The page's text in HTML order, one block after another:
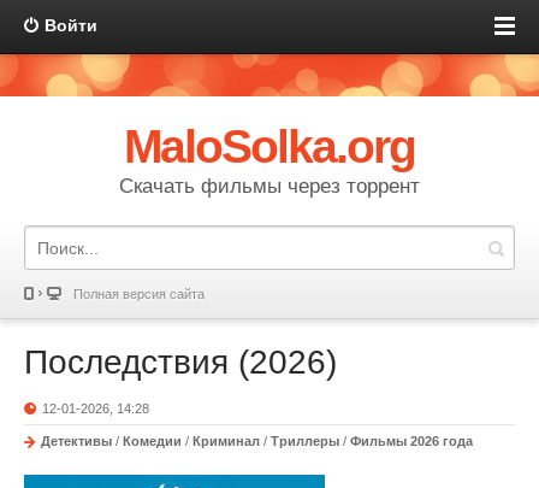
Войти
MaloSolka.org
Скачать фильмы через торрент
Полная версия сайта
Последствия (2026)
12-01-2026, 14:28
Детективы / Комедии / Криминал / Триллеры / Фильмы 2026 года